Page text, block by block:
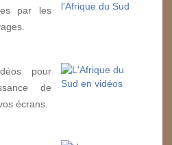
par les
pour
de
écrans.